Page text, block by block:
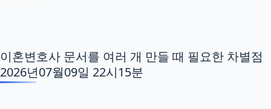
이혼변호사 문서를 여러 개 만들 때 필요한 차별점
2026년07월09일 22시15분